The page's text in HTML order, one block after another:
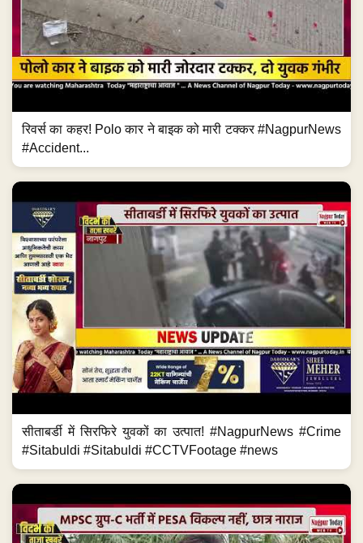
रिवर्स का कहर! Polo कार ने बाइक को मारी टक्कर #NagpurNews
#Accident...
सीताबर्डी में सिरफिरे युवकों का उत्पात! #NagpurNews #Crime
#Sitabuldi #Sitabuldi #CCTVFootage #news